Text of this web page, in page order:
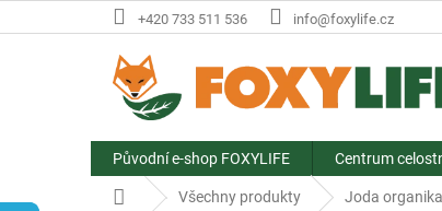
na
+420 733 511 536 info@foxylife.cz
Původní e-shop FOXYLIFE Centrum
Domů Všechny produkty Joda